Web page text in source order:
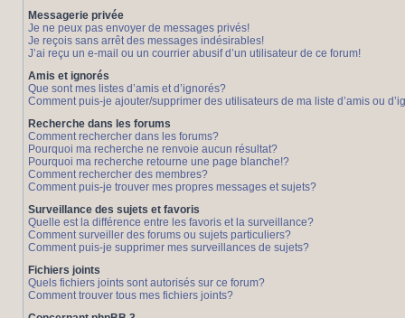
Messagerie privée
Je ne peux pas envoyer de messages privés!
Je reçois sans arrêt des messages indésirables!
J’ai reçu un e-mail ou un courrier abusif d’un utilisateur de ce forum!
Amis et ignorés
Que sont mes listes d’amis et d’ignorés?
Comment puis-je ajouter/supprimer des utilisateurs de ma liste d’amis ou
Recherche dans les forums
Comment rechercher dans les forums?
Pourquoi ma recherche ne renvoie aucun résultat?
Pourquoi ma recherche retourne une page blanche!?
Comment rechercher des membres?
Comment puis-je trouver mes propres messages et sujets?
Surveillance des sujets et favoris
Quelle est la différence entre les favoris et la surveillance?
Comment surveiller des forums ou sujets particuliers?
Comment puis-je supprimer mes surveillances de sujets?
Fichiers joints
Quels fichiers joints sont autorisés sur ce forum?
Comment trouver tous mes fichiers joints?